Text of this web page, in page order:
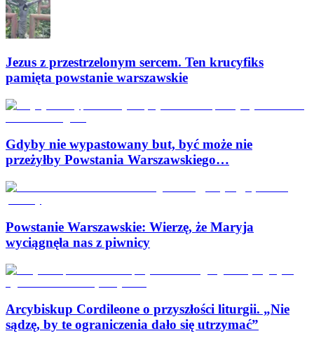
Jezus z przestrzelonym sercem. Ten krucyfiks
pamięta powstanie warszawskie
Gdyby nie wypastowany but, być może nie
przeżyłby Powstania Warszawskiego…
Powstanie Warszawskie: Wierzę, że Maryja
wyciągnęła nas z piwnicy
Arcybiskup Cordileone o przyszłości liturgii. „Nie
sądzę, by te ograniczenia dało się utrzymać”